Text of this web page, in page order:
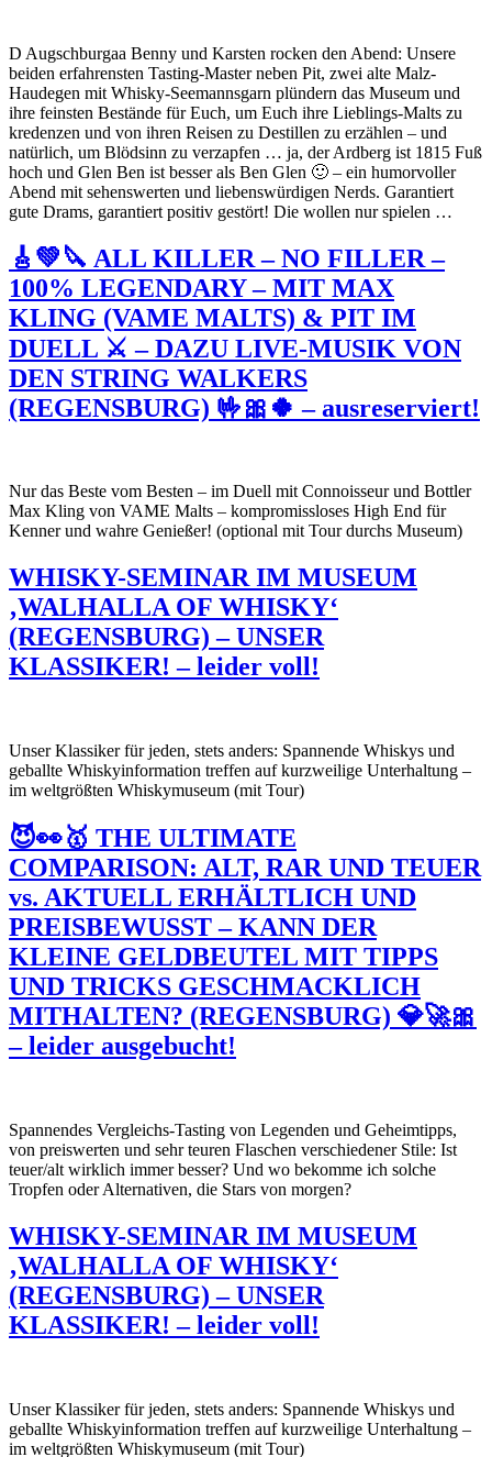
D Augschburgaa Benny und Karsten rocken den Abend: Unsere
beiden erfahrensten Tasting-Master neben Pit, zwei alte Malz-
Haudegen mit Whisky-Seemannsgarn plündern das Museum und
ihre feinsten Bestände für Euch, um Euch ihre Lieblings-Malts zu
kredenzen und von ihren Reisen zu Destillen zu erzählen – und
natürlich, um Blödsinn zu verzapfen … ja, der Ardberg ist 1815 Fuß
hoch und Glen Ben ist besser als Ben Glen 🙂 – ein humorvoller
Abend mit sehenswerten und liebenswürdigen Nerds. Garantiert
gute Drams, garantiert positiv gestört! Die wollen nur spielen …
🎸💚🔪 ALL KILLER – NO FILLER –
100% LEGENDARY – MIT MAX
KLING (VAME MALTS) & PIT IM
DUELL ⚔ – DAZU LIVE-MUSIK VON
DEN STRING WALKERS
(REGENSBURG) 🤟🎀🍀 – ausreserviert!
Nur das Beste vom Besten – im Duell mit Connoisseur und Bottler
Max Kling von VAME Malts – kompromissloses High End für
Kenner und wahre Genießer! (optional mit Tour durchs Museum)
WHISKY-SEMINAR IM MUSEUM
‚WALHALLA OF WHISKY‘
(REGENSBURG) – UNSER
KLASSIKER! – leider voll!
Unser Klassiker für jeden, stets anders: Spannende Whiskys und
geballte Whiskyinformation treffen auf kurzweilige Unterhaltung –
im weltgrößten Whiskymuseum (mit Tour)
😈👀🥇 THE ULTIMATE
COMPARISON: ALT, RAR UND TEUER
vs. AKTUELL ERHÄLTLICH UND
PREISBEWUSST – KANN DER
KLEINE GELDBEUTEL MIT TIPPS
UND TRICKS GESCHMACKLICH
MITHALTEN? (REGENSBURG) 💎🚀🎀
– leider ausgebucht!
Spannendes Vergleichs-Tasting von Legenden und Geheimtipps,
von preiswerten und sehr teuren Flaschen verschiedener Stile: Ist
teuer/alt wirklich immer besser? Und wo bekomme ich solche
Tropfen oder Alternativen, die Stars von morgen?
WHISKY-SEMINAR IM MUSEUM
‚WALHALLA OF WHISKY‘
(REGENSBURG) – UNSER
KLASSIKER! – leider voll!
Unser Klassiker für jeden, stets anders: Spannende Whiskys und
geballte Whiskyinformation treffen auf kurzweilige Unterhaltung –
im weltgrößten Whiskymuseum (mit Tour)